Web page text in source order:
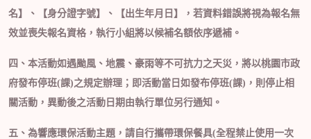
名】、【身分證字號】、【出生年月日】，若資料錯誤將視為報名無
效並喪失報名資格，執行小組將以候補名額依序遞補。
四、 本活動如遇颱風、地震、豪雨等不可抗力之天災，將以桃園市政
府發布停班(課)之規定辦理；即活動當日如發布停班(課) ，則停止相
關活動，異動後之活動日期由執行單位另行通知。
五、 為響應環保活動主題，請自行攜帶環保餐具(全程禁止使用一次